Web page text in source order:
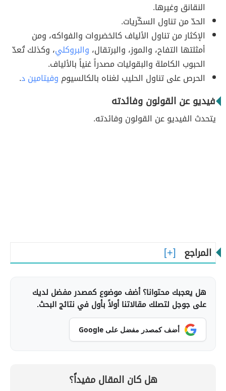
النقانق وغيرها.
الحدّ من تناول السكّريات.
الإكثار من تناول الألياف كالخضروات والفواكه، ومن
أمثلتها التفاح، والموز، والبرتقال، والبروكلي، وكذلك تُعدّ
الحبوب الكاملة والبقوليات مصدراً غنياً بالألياف.
الحرص على تناول الحليب لغناه بالكالسيوم وفيتامين د.
فيديو عن القولون وفائدته
يتحدث الفيديو عن القولون وفائدته.
المراجع
هل يعجبك محتوانا؟ أضف موضوع كمصدر مفضل لديك
على جوجل لتصلك مقالاتنا أولاً بأول في نتائج البحث.
أضف كمصدر مفضل على Google
هل كان المقال مفيداً؟